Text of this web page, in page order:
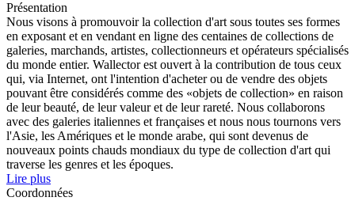
Présentation
Nous visons à promouvoir la collection d'art sous toutes ses formes
en exposant et en vendant en ligne des centaines de collections de
galeries, marchands, artistes, collectionneurs et opérateurs spécialisés
du monde entier. Wallector est ouvert à la contribution de tous ceux
qui, via Internet, ont l'intention d'acheter ou de vendre des objets
pouvant être considérés comme des «objets de collection» en raison
de leur beauté, de leur valeur et de leur rareté. Nous collaborons
avec des galeries italiennes et françaises et nous nous tournons vers
l'Asie, les Amériques et le monde arabe, qui sont devenus de
nouveaux points chauds mondiaux du type de collection d'art qui
traverse les genres et les époques.
Lire plus
Coordonnées